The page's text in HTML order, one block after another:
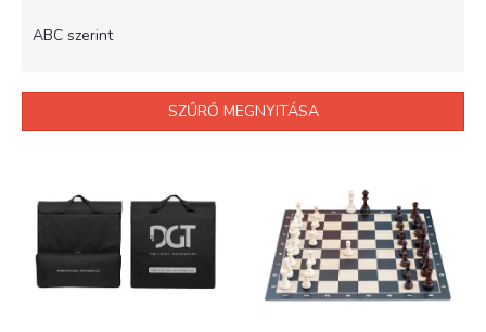
m
k
ABC szerint
SZŰRŐ MEGNYITÁSA